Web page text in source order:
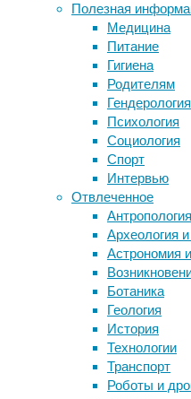
Полезная
Медицина
Питание
Гигиена
Родителям
Гендерология
Психология
Социология
Спорт
Интервью
Отвлеченное
Антропология
Археология
Астрономия
Ботаника
Геология
История
Технологии
Транспорт
Роботы и
Ученые
обнаружили
тканях
этого
человека
ДНК
чумной
палочки
Yersinia
pestis),
которая
говорит
том,
чума
Метки
ДНК бактерии
биотехнология
генетика дети
здоровье
инструменты